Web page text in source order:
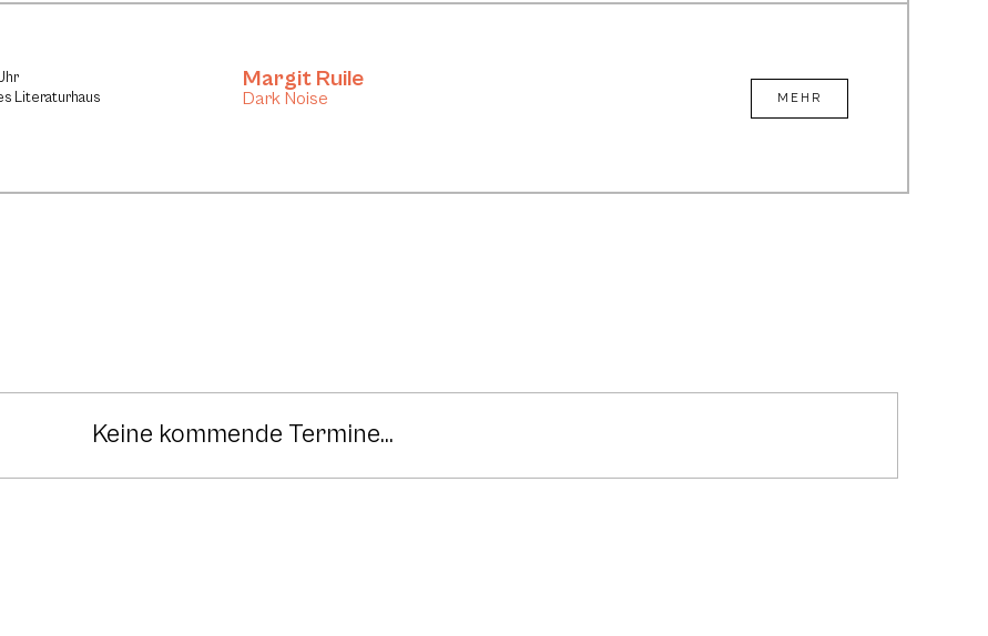
Literaturhaus
Margit Ruile
Dark Noise MEHR
Keine kommende Termine...